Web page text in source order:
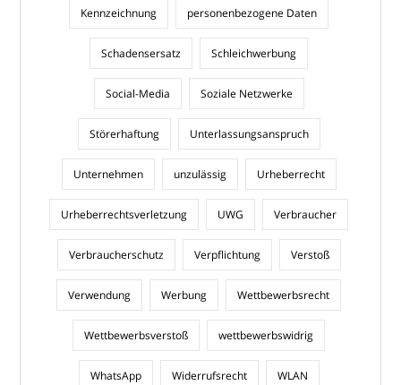
Kennzeichnung personenbezogene Daten
Schadensersatz Schleichwerbung
Social-Media Soziale Netzwerke
Störerhaftung Unterlassungsanspruch
Unternehmen unzulässig Urheberrecht
Urheberrechtsverletzung UWG Verbraucher
Verbraucherschutz Verpflichtung Verstoß
Verwendung Werbung Wettbewerbsrecht
Wettbewerbsverstoß wettbewerbswidrig
WhatsApp Widerrufsrecht WLAN